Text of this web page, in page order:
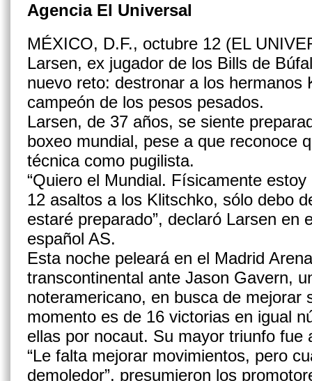
Agencia El Universal
MÉXICO, D.F., octubre 12 (EL
Larsen, ex jugador de los Bills de
nuevo reto: destronar a los hermanos
campeón de los pesos pesados.
Larsen, de 37 años, se siente
boxeo mundial, pese a que reconoce
técnica como pugilista.
“Quiero el Mundial. Físicamente
12 asaltos a los Klitschko, sólo debo
estaré preparado”, declaró Larsen en
español AS.
Esta noche peleará en el Madrid
transcontinental ante Jason Gavern,
noteramericano, en busca de mejorar
momento es de 16 victorias en igual
ellas por nocaut. Su mayor triunfo fue
“Le falta mejorar movimientos, pero
demoledor”, presumieron los